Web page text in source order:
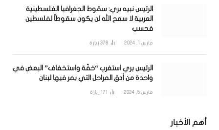
الرئيس نبيه بري: سقوط الجغرافيا الفلسطينية
العربية لا سمح الله لن يكون سقوطاً لفلسطين
فحسب
مارس 1, 2024 378 زيارة
الرئيس بري استغرب “خفّة واستخفاف” البعض في
واحدة من أدق المراحل التي يمر فيها لبنان
مارس 5, 2024 171 زيارة
أهم الأخبار